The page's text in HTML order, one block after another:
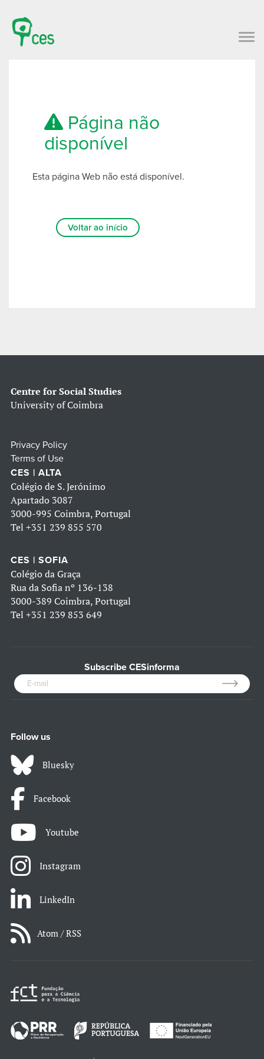
Página não
disponível
Esta página Web não está disponível.
Voltar ao início
Centre for Social Studies
University of Coimbra
Privacy Policy
Terms of Use
CES | ALTA
Colégio de S. Jerónimo
Apartado 3087
3000-995 Coimbra, Portugal
Tel +351 239 855 570
CES | SOFIA
Colégio da Graça
Rua da Sofia nº 136-138
3000-389 Coimbra, Portugal
Tel +351 239 853 649
Subscribe CESinforma
Follow us
Bluesky
Facebook
Youtube
Instagram
LinkedIn
Atom / RSS